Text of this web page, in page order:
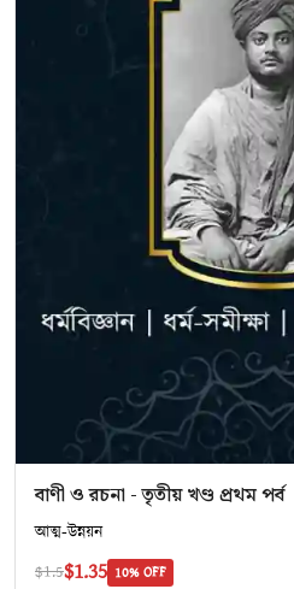
বাণী ও রচনা - তৃতীয় খণ্ড প্রথম পর্ব
আত্ম-উন্নয়ন
$1.5$1.35 10% OFF